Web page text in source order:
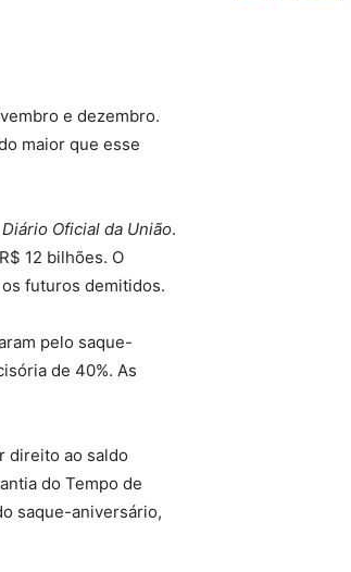
e dezembro.
maior que esse
Diário Oficial da União.
12 bilhões. O
futuros demitidos.
pelo saque-
de 40%. As
direito ao saldo
do Tempo de
saque-aniversário,